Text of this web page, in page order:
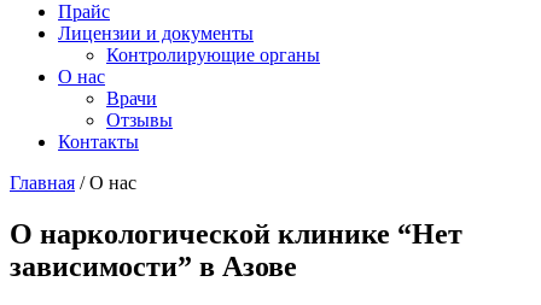
Прайс
Лицензии и документы
Контролирующие органы
О нас
Врачи
Отзывы
Контакты
Главная /О нас
О наркологической клинике “Нет
зависимости” в Азове